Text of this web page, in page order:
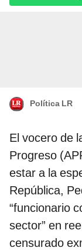
Política LR
El vocero de
Progreso
estar a la
República,
“funcionario
sector” en
censurado